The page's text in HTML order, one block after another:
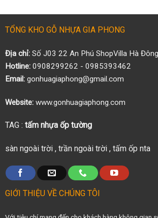
TỔNG KHO GỖ NHỰA GIA PHONG
Địa chỉ:Số J03 22 An Phú ShopVilla Hà
Hotline:0908299262 - 0985393462
Email:gonhuagiaphong@gmail.com
Website:www.gonhuagiaphong.com
TAG : tấm nhựa ốp tường
sàn ngoài trời, trần ngoài trời, tấm ốp nta
GIỚI THIỆU VỀ CHÚNG TÔI